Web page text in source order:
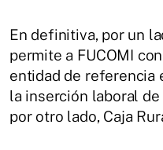
En definitiva, por un
permite a FUCOMI
entidad de referencia
la inserción laboral
por otro lado, Caja